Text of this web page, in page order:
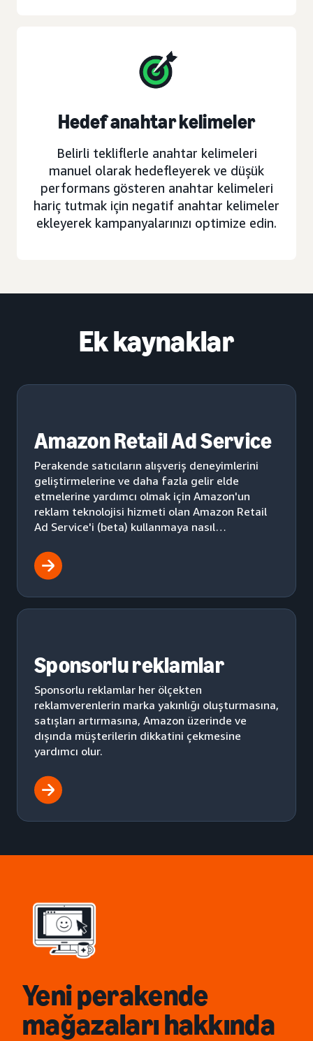
Hedef anahtar kelimeler
Belirli tekliflerle anahtar kelimeleri
manuel olarak hedefleyerek ve düşük
performans gösteren anahtar kelimeleri
hariç tutmak için negatif anahtar kelimeler
ekleyerek kampanyalarınızı optimize edin.
Ek kaynaklar
Amazon Retail Ad Service
Perakende satıcıların alışveriş deneyimlerini
geliştirmelerine ve daha fazla gelir elde
etmelerine yardımcı olmak için Amazon'un
reklam teknolojisi hizmeti olan Amazon Retail
Ad Service'i (beta) kullanmaya nasıl
Sponsorlu reklamlar
Sponsorlu reklamlar her ölçekten
reklamverenlerin marka yakınlığı oluşturmasına,
satışları artırmasına, Amazon üzerinde ve
dışında müşterilerin dikkatini çekmesine
yardımcı olur.
Yeni perakende
mağazaları hakkında